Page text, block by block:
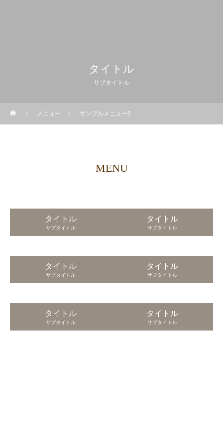
タイトル
サブタイトル
メニュー サンプルメニュー5
MENU
タイトル
サブタイトル
タイトル
サブタイトル
タイトル
サブタイトル
タイトル
サブタイトル
タイトル
サブタイトル
タイトル
サブタイトル